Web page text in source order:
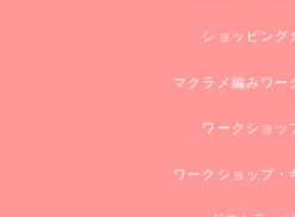
ショッピング
マクラメ編みワー
ワークショッ
ワークショップ・